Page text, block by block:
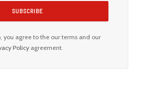
you agree to the our terms and our
Policyagreement.